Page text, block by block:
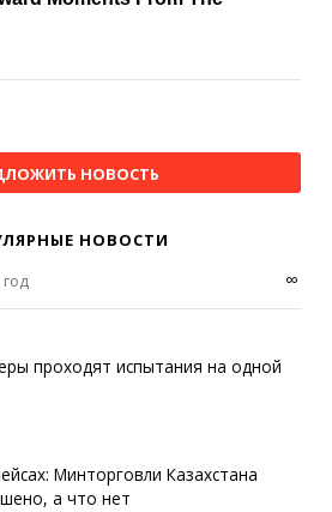
НОВОСТЬ
НОВОСТИ
год ∞
проходят испытания на одной
Минторговли Казахстана
а что нет